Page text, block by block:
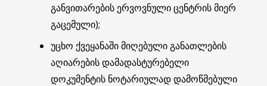
განვითარების ერვოვნული ცენტრის მიერ
გაცემული);
უცხო ქვეყანაში მიღებული განათლების
აღიარების დამადასტურებელი
დოკუმენტის ნოტარიულად დამოწმებული